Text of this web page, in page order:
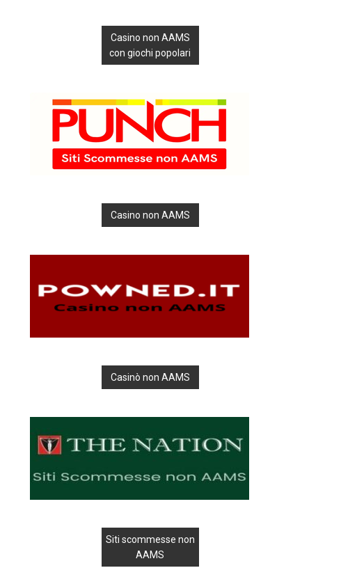
Casino non AAMS
con giochi popolari
Casino non AAMS
Casinò non AAMS
Siti scommesse non
AAMS